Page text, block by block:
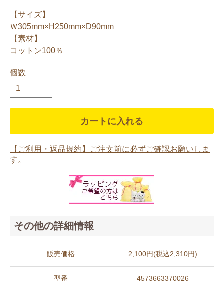
【サイズ】
Ｗ305mm×H250mm×D90mm
【素材】
コットン100％
個数
カートに入れる
【ご利用・返品規約】ご注文前に必ずご確認お願いしま
す。
その他の詳細情報
販売価格 2,100円(税込2,310円)
型番 4573663370026